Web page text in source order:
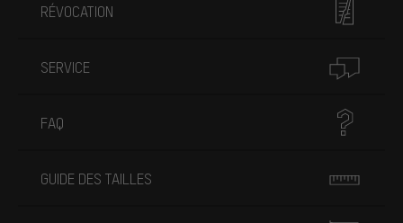
RÉVOCATION
SERVICE
FAQ
GUIDE DES TAILLES